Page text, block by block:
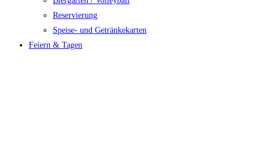
Reservierung
Speise- und Getränkekarten
Feiern & Tagen